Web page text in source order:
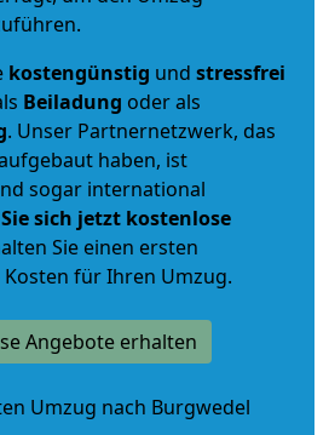
kostengünstig und stressfrei
Beiladung oder als
. Unser Partnernetzwerk, das
haben, ist
sogar international
sich jetzt kostenlose
Sie einen ersten
für Ihren Umzug.
Angebote erhalten